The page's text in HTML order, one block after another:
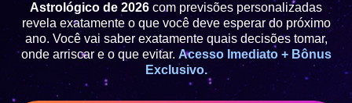
Astrológico de 2026 com previsões personalizadas
revela exatamente o que você deve esperar do próximo
ano. Você vai saber exatamente quais decisões tomar,
onde arriscar e o que evitar. Acesso Imediato + Bônus
Exclusivo.